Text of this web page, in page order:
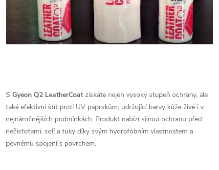
S Gyeon Q2 LeatherCoat získáte nejen vysoký stupeň ochrany, ale
také efektivní štít proti UV paprskům, udržující barvy kůže živé i v
nejnáročnějších podmínkách. Produkt nabízí silnou ochranu před
nečistotami, solí a tuky díky svým hydrofobním vlastnostem a
pevnému spojení s povrchem.